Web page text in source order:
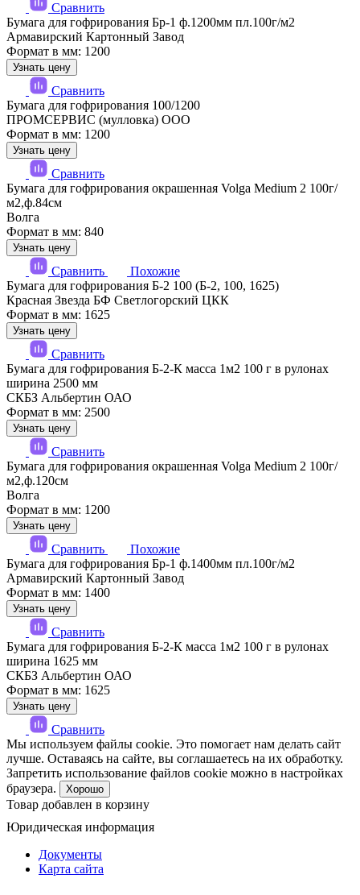
Сравнить
Бумага для гофрирования Бр-1 ф.1200мм пл.100г/м2
Армавирский Картонный Завод
Формат в мм: 1200
Узнать цену
Сравнить
Бумага для гофрирования 100/1200
ПРОМСЕРВИС (мулловка) ООО
Формат в мм: 1200
Узнать цену
Сравнить
Бумага для гофрирования окрашенная Volga Medium 2 100г/
м2,ф.84см
Волга
Формат в мм: 840
Узнать цену
Сравнить
Похожие
Бумага для гофрирования Б-2 100 (Б-2, 100, 1625)
Красная Звезда БФ Светлогорский ЦКК
Формат в мм: 1625
Узнать цену
Сравнить
Бумага для гофрирования Б-2-К масса 1м2 100 г в рулонах
ширина 2500 мм
СКБЗ Альбертин ОАО
Формат в мм: 2500
Узнать цену
Сравнить
Бумага для гофрирования окрашенная Volga Medium 2 100г/
м2,ф.120см
Волга
Формат в мм: 1200
Узнать цену
Сравнить
Похожие
Бумага для гофрирования Бр-1 ф.1400мм пл.100г/м2
Армавирский Картонный Завод
Формат в мм: 1400
Узнать цену
Сравнить
Бумага для гофрирования Б-2-К масса 1м2 100 г в рулонах
ширина 1625 мм
СКБЗ Альбертин ОАО
Формат в мм: 1625
Узнать цену
Сравнить
Мы используем файлы cookie. Это помогает нам делать сайт
лучше. Оставаясь на сайте, вы соглашаетесь на их обработку.
Запретить использование файлов cookie можно в настройках
браузера.
Хорошо
Товар добавлен в корзину
Юридическая информация
Документы
Карта сайта